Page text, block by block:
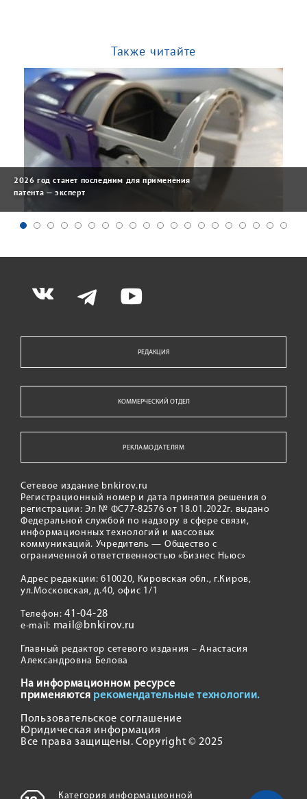
Также читайте
2026 год станет последним для применения
патента — эксперт
РЕДАКЦИЯ
КОММЕРЧЕСКИЙ ОТДЕЛ
РЕКЛАМОДАТЕЛЯМ
Сетевое издание bnkirov.ru
Регистрационный номер и дата принятия решения о
регистрации: Эл № ФС77-82576 от 18.01.2022г. выдано
Федеральной службой по надзору в сфере связи,
информационных технологий и массовых
коммуникаций. Учредитель — Общество с
ограниченной ответственностью «Бизнес Ньюс»
Адрес редакции: 610020, Кировская обл., г.Киров,
ул.Московская, д.40, офис 1/1
Телефон:41-04-28
e-mail: mail@bnkirov.ru
Главный редактор сетевого издания – Анастасия
Александровна Белова
На информационном ресурсе
применяются рекомендательные технологии.
Пользовательское соглашение
Юридическая информация
Все права защищены. Copyright © 2025
Категория информационной